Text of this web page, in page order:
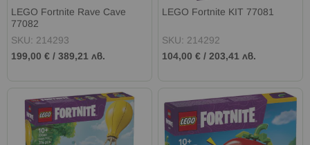
LEGO Fortnite Rave Cave
77082
SKU: 214293
199,00 € / 389,21 лв.
LEGO Fortnite KIT 77081
SKU: 214292
104,00 € /203,41 лв.